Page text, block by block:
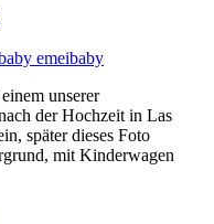
emeibaby
unserer
der Hochzeit in Las
später dieses Foto
mit Kinderwagen